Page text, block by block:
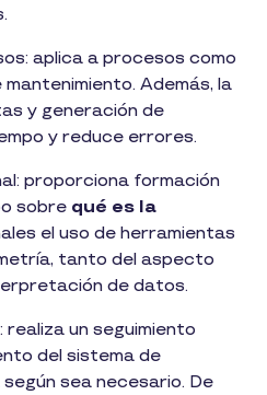
aplica a procesos como
Además, la
y generación de
y reduce errores.
proporciona formación
sobre qué es la
el uso de herramientas
tanto del aspecto
de datos.
un seguimiento
del sistema de
sea necesario. De